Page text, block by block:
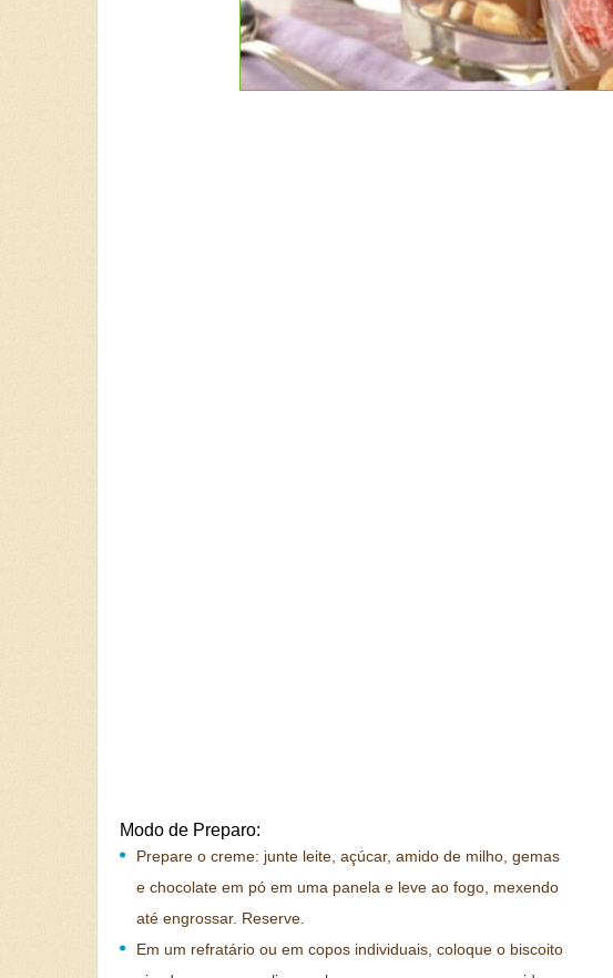
Modo de Preparo:
Prepare o creme: junte leite, açúcar, amido de milho, gemas
e chocolate em pó em uma panela e leve ao fogo, mexendo
até engrossar. Reserve.
Em um refratário ou em copos individuais, coloque o biscoito